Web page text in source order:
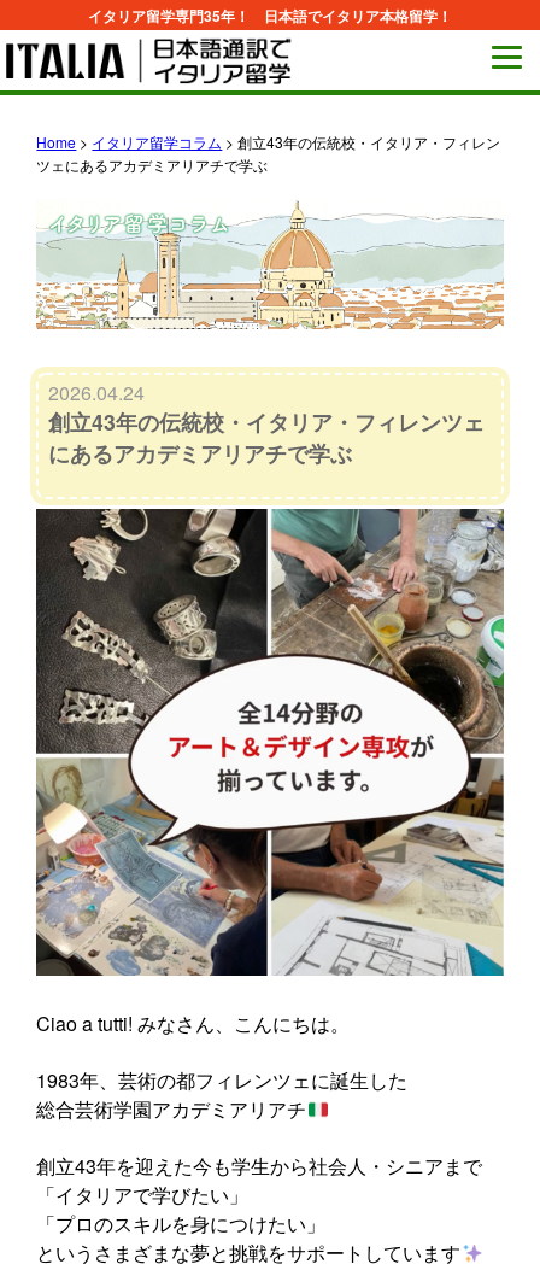
イタリア留学専門35年！ 日本語でイタリア本格留学！
Home > イタリア留学コラム >創立43年の伝統校・イタリア・フィレン
ツェにあるアカデミアリアチで学ぶ
2026.04.24
創立43年の伝統校・イタリア・フィレンツェ
にあるアカデミアリアチで学ぶ
Ciao a tutti! みなさん、こんにちは。
1983年、芸術の都フィレンツェに誕生した
総合芸術学園アカデミアリアチ
創立43年を迎えた今も学生から社会人・シニアまで
「イタリアで学びたい」
「プロのスキルを身につけたい」
というさまざまな夢と挑戦をサポートしています